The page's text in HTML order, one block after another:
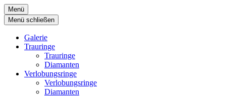
Menü
Menü schließen
Galerie
Trauringe
Trauringe
Diamanten
Verlobungsringe
Verlobungsringe
Diamanten